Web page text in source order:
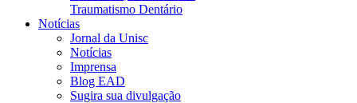
Traumatismo Dentário
Notícias
Jornal da Unisc
Notícias
Imprensa
Blog EAD
Sugira sua divulgação